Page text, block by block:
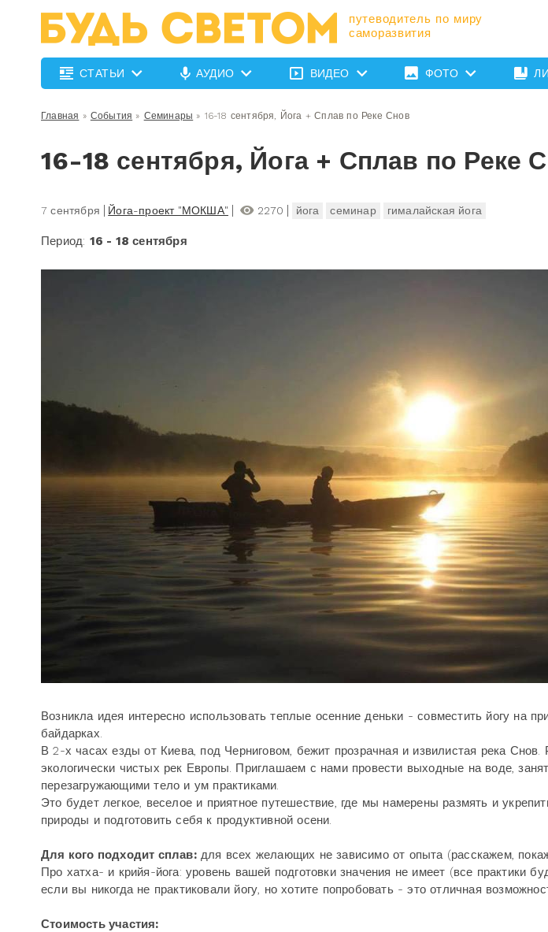
путеводитель по миру
саморазвития
СТАТЬИ АУДИО ВИДЕО ФОТО
Главная » События » Семинары » 16-18 сентября, Йога + Сплав по Реке Снов
16-18 сентября, Йога + Сплав по Реке
7 сентября Йога-проект "МОКША" 2270 йога семинар гималайская йога
Период: 16 - 18 сентября
Возникла идея интересно использовать теплые осенние деньки - совместить йогу на
байдарках.
В 2-х часах езды от Киева, под Черниговом, бежит прозрачная и извилистая река Снов.
экологически чистых рек Европы. Приглашаем с нами провести выходные на воде,
перезагружающими тело и ум практиками.
Это будет легкое, веселое и приятное путешествие, где мы намерены размять и
природы и подготовить себя к продуктивной осени.
Для кого подходит сплав:для всех желающих не зависимо от опыта (расскажем,
Про хатха- и крийя-йога: уровень вашей подготовки значения не имеет (все практики
если вы никогда не практиковали йогу, но хотите попробовать - это отличная
Стоимость участия: